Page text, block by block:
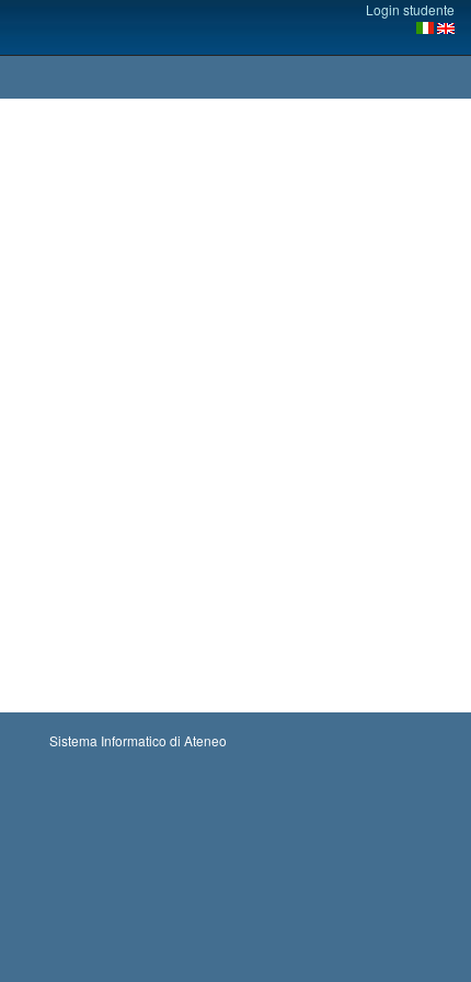
Login studente
Sistema Informatico di Ateneo